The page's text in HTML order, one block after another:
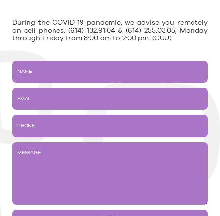
During the COVID-19 pandemic, we advise you remotely
on cell phones: (614) 132.91.04 & (614) 255.03.05, Monday
through Friday from 8:00 am to 2:00 pm. (CUU).